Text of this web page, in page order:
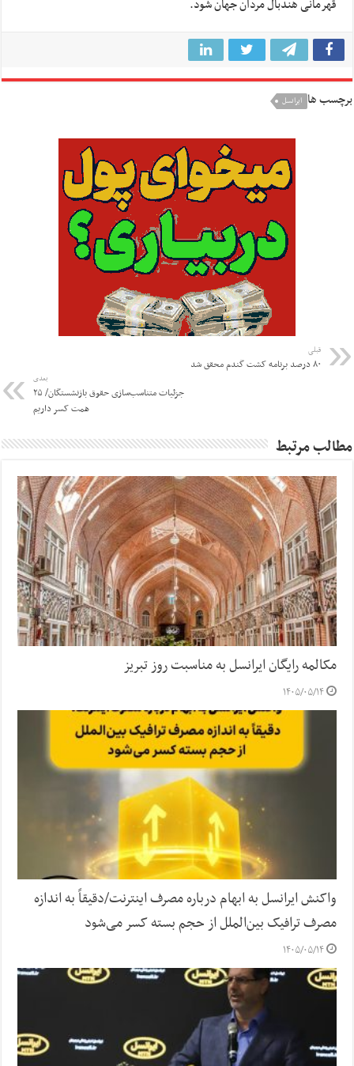
قهرمانی هندبال مردان جهان شود.
برچسب ها ایرانسل
قبلی
۸۰ درصد برنامه کشت گندم محقق شد
بعدی
جزئیات متناسب‌سازی حقوق بازنشستگان/ ۲۵
‌همت کسر داریم
مطالب مرتبط
مکالمه رایگان ایرانسل به مناسبت روز تبریز
۱۴۰۵/۰۵/۱۴
واکنش ایرانسل به ابهام درباره مصرف اینترنت/دقیقاً به اندازه
مصرف ترافیک بین‌الملل از حجم بسته کسر می‌شود
۱۴۰۵/۰۵/۱۴